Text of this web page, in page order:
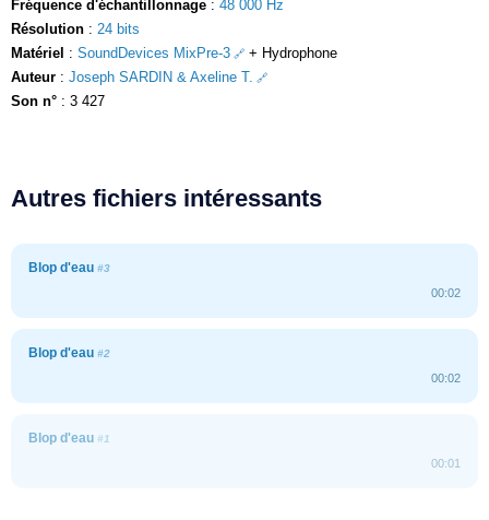
Fréquence d'échantillonnage : 48 000 Hz
Résolution : 24 bits
Matériel : SoundDevices MixPre-3
+ Hydrophone
Auteur : Joseph SARDIN & Axeline T.
Son n° : 3 427
Autres fichiers intéressants
Blop d'eau #3
00:02
Blop d'eau #2
00:02
Blop d'eau #1
00:01